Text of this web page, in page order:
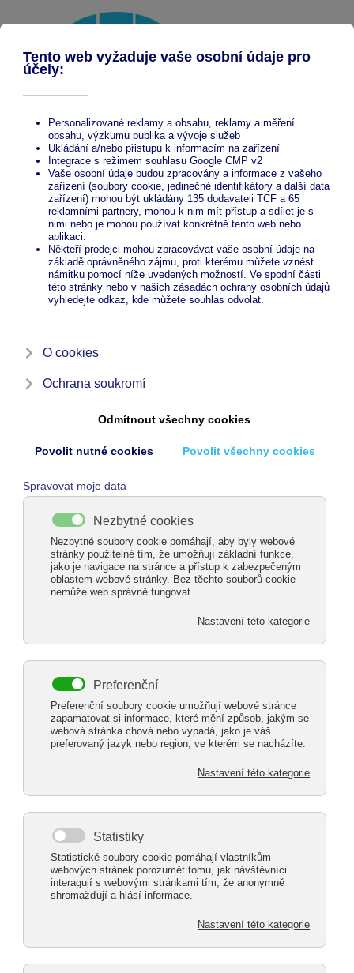
Proč ALcentrum
Hliníkové přístřešky české výroby
Nakupujete přímo od výrobce
Nejnižší ceny na trhu
Více než 20 let zkušeností
Ze zeptání nic nedáte!
Pošlete nám nezávaznou poptávku a my vám ji
obratem naceníme.
HLINÍKOVÉ PERGOLY –
ZDARMA PO CELÉ ČESKÉ
REPUBLICE
Přemýšlíte, co Vaší zahradě chybí k dokonalosti?
Chtěli byste si vytvořit příjemný prostor pro
odpočinek, relaxaci nebo pro posezení s přáteli či
rodinou?
Máme tu pro Vás skvělé řešení –hliníkové pergoly
od společnosti Alcentrum.s.r.o.
Naše původem rodinná česká firma
Alcentrum.s.r.o.
konstrukcemi pohybuje již více než 10 let. Za tuto
dlouho dobu jsme nasbírali mnoho cenných
zkušeností, díky nimž jsme schopni splnit téměř
jakékoli Vaše přání. Klademe důraz na kvalitně
odvedenou práci a individuální přístup ke každému
Hliníkové konstrukce – varianty a
Napište nám!